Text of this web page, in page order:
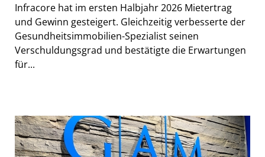
Infracore hat im ersten Halbjahr 2026 Mietertrag
und Gewinn gesteigert. Gleichzeitig verbesserte der
Gesundheitsimmobilien-Spezialist seinen
Verschuldungsgrad und bestätigte die Erwartungen
für...